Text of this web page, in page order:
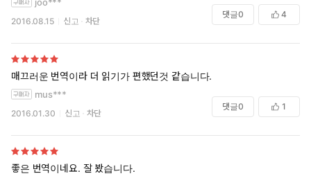
읽고 있는 것 같은 느낌을 가지게 되는 것은 번연이 얼마나 자연스
럽게 성경을 생활화했는지를 증명해 준다.
번연은 성경을 뿌리로 하여 불변하는 인간상과 인간 구원의 과정을
그리고 있는데, 그리스도를 불변하는 완전한 전형으로 삼고 있으며
그 속에서 인간 구원의 길을 제시하고 있다. 이 작품에서 우리는 인
간성을 상실해 가는 오늘의 세대에 그 회복을 위하여 투쟁하는 참인
이번 크리스챤다이제스트의 개정판에는 루이스 레드 형제의 섬세하
고 아름다운 선으로 그려진 명삽화 80장을 수록하여 본문의 이야기
를 생생하게 상상하고 깊이 있게 묵상할 수 있도록 하였고, 전체적인
2016.08.15 신고 차단
댓글0 4
매끄러운 번역이라 더 읽기가 편했던것 같습니다.
mus***
2016.01.30 신고 차단
댓글0 1
좋은 번역이네요. 잘 봤습니다.